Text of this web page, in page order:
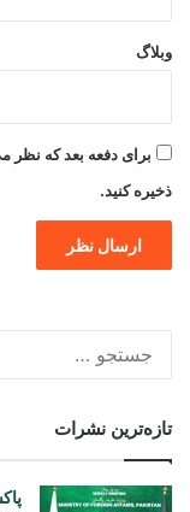
وبلاگ
برای دفعه بعد که نظر
ذخیره کنید.
تازه‌ترین نشرات